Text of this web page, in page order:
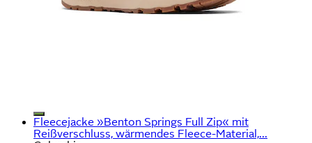
Fleecejacke »Benton Springs Full Zip« mit
Reißverschluss, wärmendes Fleece-Material,...